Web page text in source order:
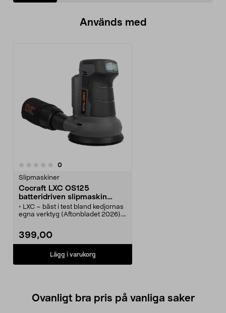
Används med
0recensioner
Slipmaskiner
Cocraft LXC OS125
batteridriven slipmaskin
oscillerande 18 V
• LXC – bäst i test bland kedjornas
egna verktyg (Aftonbladet 2026).
kontroll.
• Cocraft LXC OS125 – lätt,
batteridriven slipmaskin med 125
mm slipplatta.
Litiumjonbatteri och laddare säljs
399,00
Lägg i varukorg
Ovanligt bra pris på vanliga saker